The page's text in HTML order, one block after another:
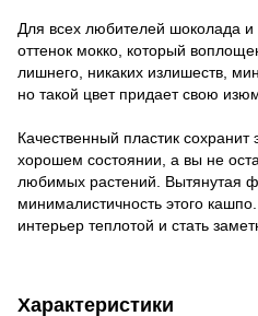
Для всех любителей шоколада и
оттенок мокко, который
лишнего, никаких излишеств,
но такой цвет придает свою
Качественный пластик сохранит
хорошем состоянии, а вы не
любимых растений. Вытянутая
минималистичность этого
интерьер теплотой и стать
Характеристики